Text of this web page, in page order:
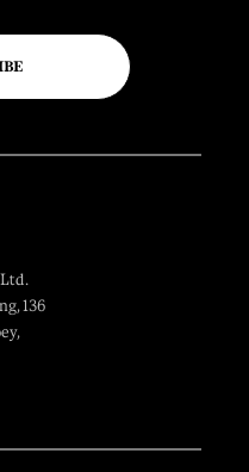
136